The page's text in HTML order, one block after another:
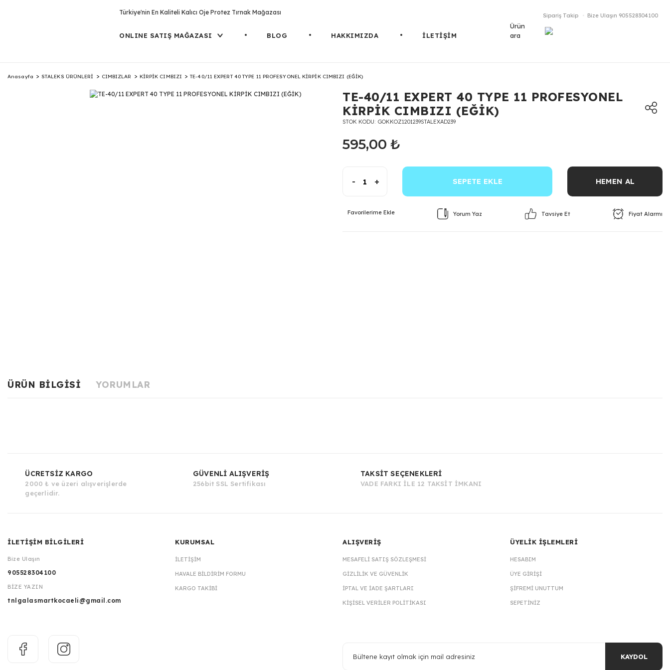
Türkiye'nin En Kaliteli Kalıcı Oje Protez Tırnak Mağazası
ONLINE SATIŞ MAĞAZASI BLOG HAKKIMIZDA İLETİŞİM
Sipariş Takip Bize Ulaşın 905528304100
Ürün
ara
Anasayfa STALEKS ÜRÜNLERİ CIMBIZLAR KİRPİK CIMBIZI TE-40/11 EXPERT 40 TYPE 11 PROFESYONEL KİRPİK CIMBIZI (EĞİK)
TE-40/11 EXPERT 40 TYPE 11 PROFESYONEL
KİRPİK CIMBIZI (EĞİK)
STOK KODU GOKKOZ1201239STALEXAD239
595,00 ₺
- + SEPETE EKLE HEMEN AL
Yorum Yaz Tavsiye Et Fiyat Alarmı
ÜRÜN BILGISI YORUMLAR
ÜCRETSİZ KARGO
2000 ₺ ve üzeri alışverişlerde
geçerlidir.
GÜVENLİ ALIŞVERİŞ
256bit SSL Sertifikası
TAKSİT SEÇENEKLERİ
VADE FARKI İLE 12 TAKSİT İMKANI
İLETİŞİM BİLGİLERİ
Bize Ulaşın
905528304100
BİZE YAZIN
tnlgalasmartkocaeli@gmail.com
KURUMSAL
İLETIŞIM
HAVALE BILDIRIM FORMU
KARGO TAKIBI
ALIŞVERİŞ
MESAFELI SATIŞ SÖZLEŞMESI
GIZLILIK VE GÜVENLIK
İPTAL VE İADE ŞARTLARI
KIŞISEL VERILER POLITIKASI
ÜYELİK İŞLEMLERİ
HESABIM
ÜYE GIRIŞI
ŞIFREMI UNUTTUM
SEPETINIZ
KAYDOL